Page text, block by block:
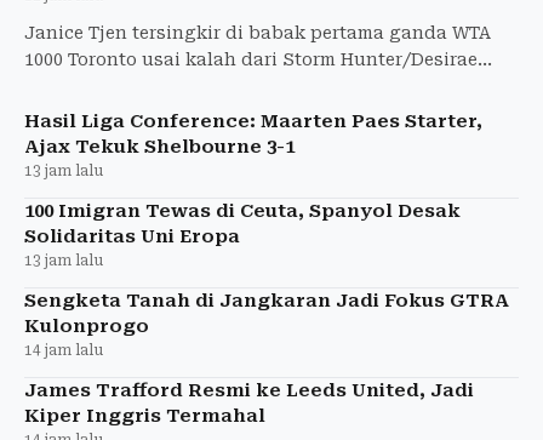
Janice Tjen tersingkir di babak pertama ganda WTA
1000 Toronto usai kalah dari Storm Hunter/Desirae
Hasil Liga Conference: Maarten Paes Starter,
Ajax Tekuk Shelbourne 3-1
13 jam lalu
100 Imigran Tewas di Ceuta, Spanyol Desak
Solidaritas Uni Eropa
13 jam lalu
Sengketa Tanah di Jangkaran Jadi Fokus GTRA
Kulonprogo
14 jam lalu
James Trafford Resmi ke Leeds United, Jadi
Kiper Inggris Termahal